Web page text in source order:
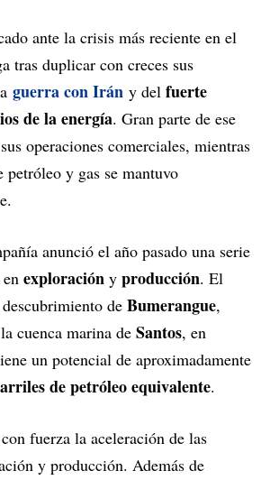
ante la crisis más reciente en el
tras duplicar con creces sus
guerra con Irán y del fuerte
de la energía. Gran parte de ese
operaciones comerciales, mientras
y gas se mantuvo
anunció el año pasado una serie
exploración y producción. El
de Bumerangue,
cuenca marina de Santos, en
un potencial de aproximadamente
de petróleo equivalente.
fuerza la aceleración de las
y producción. Además de